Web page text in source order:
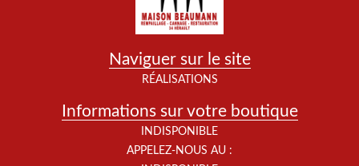
Naviguer sur le site
RÉALISATIONS
Informations sur votre boutique
INDISPONIBLE
APPELEZ-NOUS AU :